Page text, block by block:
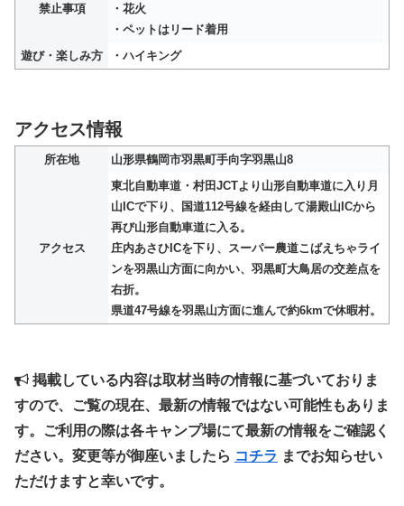
禁止事項
・花火
・ペットはリード着用
遊び・楽しみ方
・ハイキング
アクセス情報
所在地 山形県鶴岡市羽黒町手向字羽黒山8
アクセス
東北自動車道・村田JCTより山形自動車道に入り月
山ICで下り、国道112号線を経由して湯殿山ICから
再び山形自動車道に入る。
庄内あさひICを下り、スーパー農道こばえちゃライ
ンを羽黒山方面に向かい、羽黒町大鳥居の交差点を
右折。
県道47号線を羽黒山方面に進んで約6kmで休暇村。
掲載している内容は取材当時の情報に基づいておりま
すので、ご覧の現在、最新の情報ではない可能性もありま
す。ご利用の際は各キャンプ場にて最新の情報をご確認く
ださい。変更等が御座いましたら コチラ までお知らせい
ただけますと幸いです。